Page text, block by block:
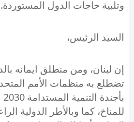
وتلبية حاجات الدول المستوردة.
السيد الرئيس،
إن لبنان، ومن منطلق ايمانه
تضطلع به منظمات الأمم
للمناخ، كما وبالأطر الدولية